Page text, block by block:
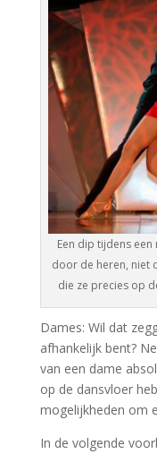
Een dip tijdens
door de heren, niet
die ze precies op
Dames: Wil dat
afhankelijk bent?
van een dame
op de dansvloer
mogelijkheden om
In de volgende